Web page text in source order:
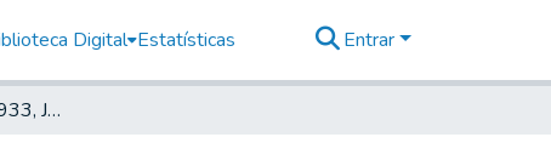
Digital Estatísticas Entrar
Deutscher Morgen, 1933, Jahrg. 1, nr. 36